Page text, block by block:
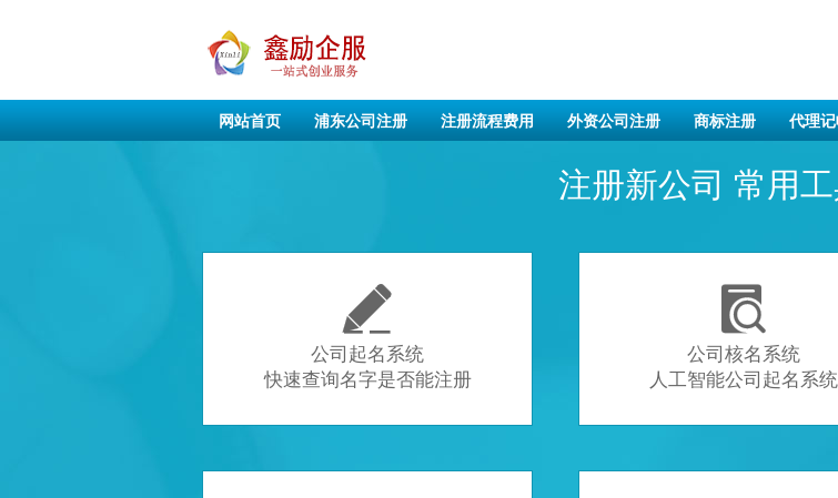
网站首页 浦东公司注册 注册流程费用 外资公司注册 商标注册 代理
注册新公司 常用

公司起名系统
快速查询名字是否能注册

公司核名系统
人工智能公司起名系统